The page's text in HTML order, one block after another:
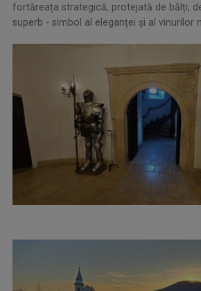
fortăreața strategică, protejată de bălți,
superb - simbol al eleganței și al vinurilor